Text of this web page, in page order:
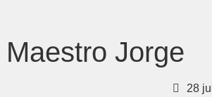
Jorge
28